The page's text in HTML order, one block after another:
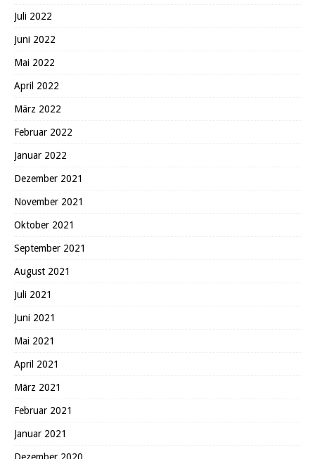
Juli 2022
Juni 2022
Mai 2022
April 2022
März 2022
Februar 2022
Januar 2022
Dezember 2021
November 2021
Oktober 2021
September 2021
August 2021
Juli 2021
Juni 2021
Mai 2021
April 2021
März 2021
Februar 2021
Januar 2021